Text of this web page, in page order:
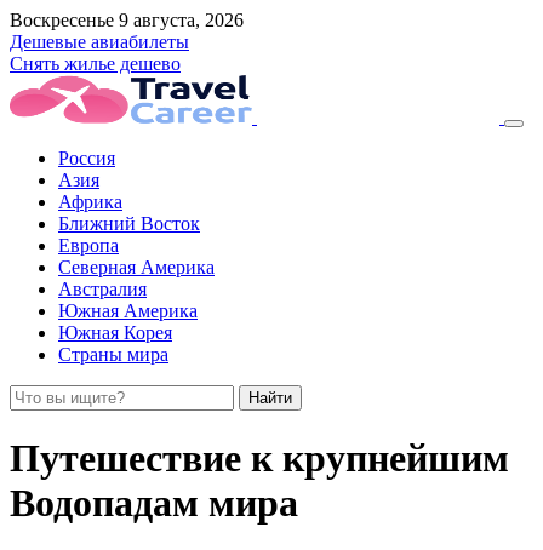
Воскресенье 9 августа, 2026
Дешевые авиабилеты
Снять жилье дешево
Россия
Азия
Африка
Ближний Восток
Европа
Северная Америка
Австралия
Южная Америка
Южная Корея
Страны мира
Найти
Путешествие к крупнейшим
Водопадам мира